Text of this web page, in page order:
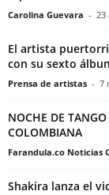
Carolina Guevara - 23
El artista
con su sexto
Prensa de artistas - 7
NOCHE DE
COLOMBIANA
Farandula.co Noticias
Shakira lanza el